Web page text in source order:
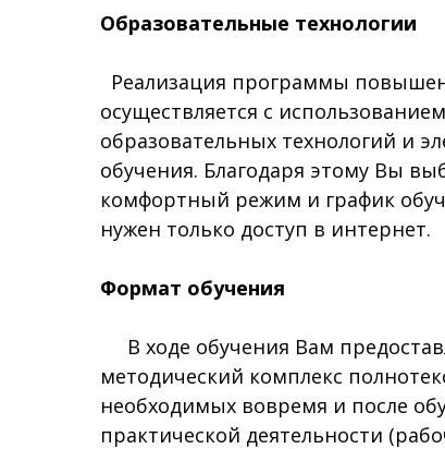
Образовательные технологии
Реализация программы
осуществляется с
образовательных технологий и
обучения. Благодаря этому Вы
комфортный режим и график
нужен только доступ в интернет.
Формат обучения
В ходе обучения Вам
методический комплекс
необходимых вовремя и после
практической деятельности